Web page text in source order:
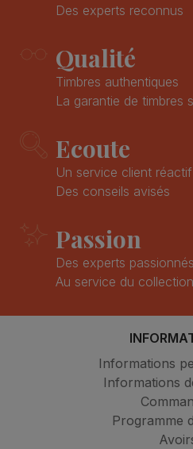
Des experts reconnus
Qualité
Timbres authentiques
La garantie de timbres
Ecoute
Un service client réactif
Des conseils avisés
Passion
Des experts passionnés
Au service du
Informations
Informations
Programme